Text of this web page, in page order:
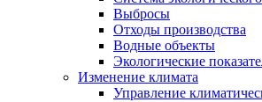
Выбросы
Отходы производства
Водные объекты
Экологические
Изменение климата
Управление